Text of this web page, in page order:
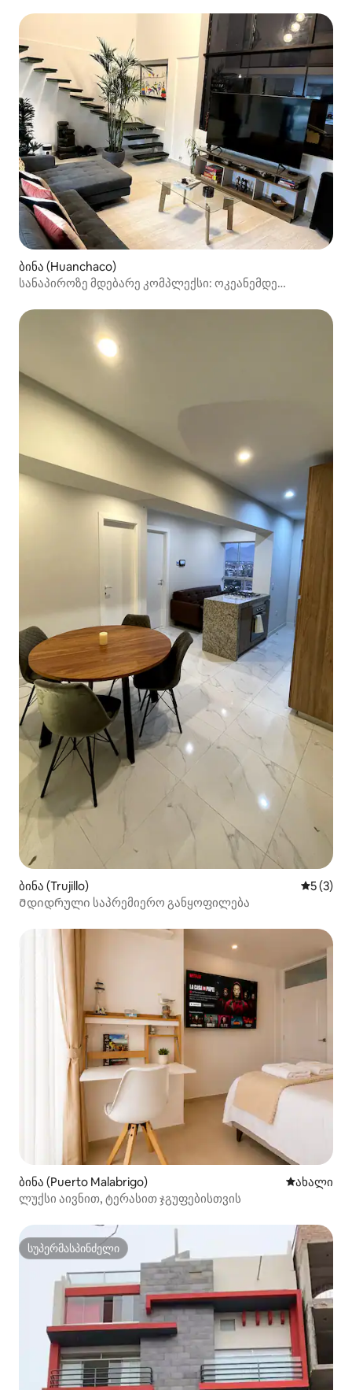
ბინა (Huanchaco)
სანაპიროზე მდებარე კომპლექსი: ოკეანემდე
ბინა (Trujillo)
5 (3)
Მდიდრული საპრემიერო განყოფილება
ბინა (Puerto Malabrigo) ახლად
ახალი
ლუქსი აივნით, ტერასით ჯგუფებისთვის
სუპერმასპინძელი
სუპერმასპინძელი